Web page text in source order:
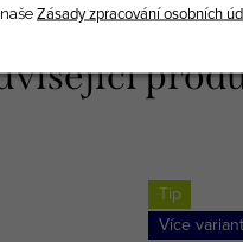
Tip
Více variant
Zásady zpracování osobních